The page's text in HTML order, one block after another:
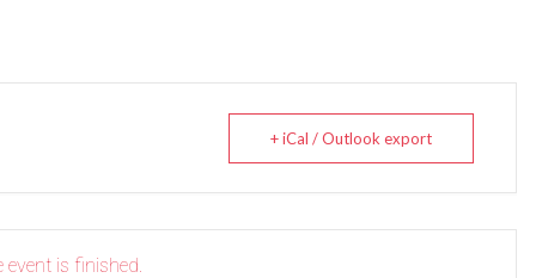
+ iCal / Outlook export
event is finished.